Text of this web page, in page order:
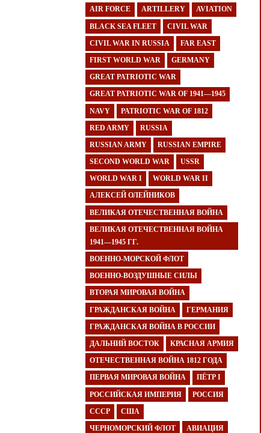
AIR FORCE ARTILLERY AVIATION
BLACK SEA FLEET CIVIL WAR
CIVIL WAR IN RUSSIA FAR EAST
FIRST WORLD WAR GERMANY
GREAT PATRIOTIC WAR
GREAT PATRIOTIC WAR OF 1941—1945
NAVY PATRIOTIC WAR OF 1812
RED ARMY RUSSIA
RUSSIAN ARMY RUSSIAN EMPIRE
SECOND WORLD WAR USSR
WORLD WAR I WORLD WAR II
АЛЕКСЕЙ ОЛЕЙНИКОВ
ВЕЛИКАЯ ОТЕЧЕСТВЕННАЯ ВОЙНА
ВЕЛИКАЯ ОТЕЧЕСТВЕННАЯ ВОЙНА
1941—1945 ГГ.
ВОЕННО-МОРСКОЙ ФЛОТ
ВОЕННО-ВОЗДУШНЫЕ СИЛЫ
ВТОРАЯ МИРОВАЯ ВОЙНА
ГРАЖДАНСКАЯ ВОЙНА ГЕРМАНИЯ
ГРАЖДАНСКАЯ ВОЙНА В РОССИИ
ДАЛЬНИЙ ВОСТОК КРАСНАЯ АРМИЯ
ОТЕЧЕСТВЕННАЯ ВОЙНА 1812 ГОДА
ПЕРВАЯ МИРОВАЯ ВОЙНА ПЁТР I
РОССИЙСКАЯ ИМПЕРИЯ РОССИЯ
СССР США
ЧЕРНОМОРСКИЙ ФЛОТ АВИАЦИЯ